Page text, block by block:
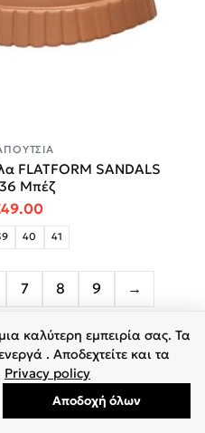
FLATFORM SANDALS
Μπέζ
price was: €69.90.
49.00Η τρέχουσα τιμή
40 41
7 8 9 →
καλύτερη εμπειρία σας. Τα
. Αποδεχτείτε και τα
Privacy policy
Αποδοχή όλων